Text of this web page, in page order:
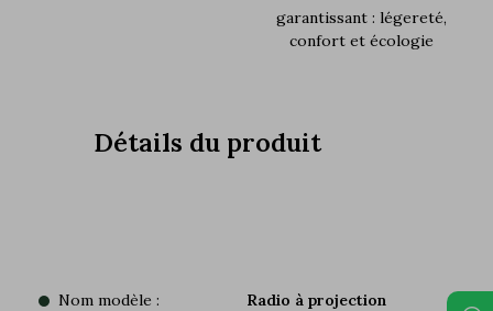
garantissant : légereté,
confort et écologie
Détails du produit
Nom modèle :
Radio à projection